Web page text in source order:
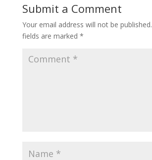
Submit a Comment
Your email address will not be published.
fields are marked *